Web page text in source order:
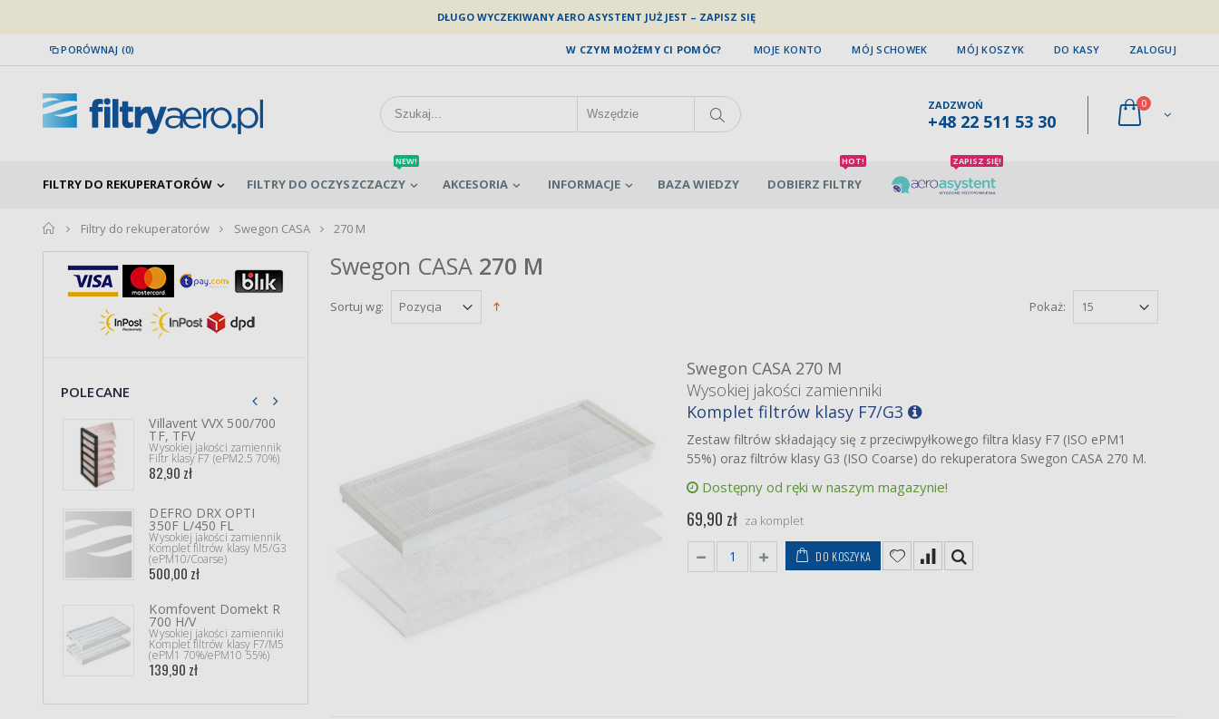
DŁUGO WYCZEKIWANY AERO ASYSTENT JUŻ JEST – ZAPISZ SIĘ
PORÓWNAJ (0) MOJE KONTO MÓJ SCHOWEK MÓJ KOSZYK DO KASY ZALOGUJ
W CZYM MOŻEMY CI POMÓC?
ZADZWOŃ
+48 22 511 53 30
0
FILTRY DO REKUPERATORÓW FILTRY DO OCZYSZCZACZY
NEW!
AKCESORIA INFORMACJE BAZA WIEDZY DOBIERZ FILTRY
HOT! ZAPISZ SIĘ!
home
Filtry do rekuperatorów Swegon CASA 270 M
Swegon CASA 270 M
Sortuj wg: Pokaż:
Swegon CASA 270 M
Wysokiej jakości zamienniki
Komplet filtrów klasy F7/G3
Zestaw filtrów składający się z przeciwpyłkowego filtra klasy F7 (ISO ePM1
55%) oraz filtrów klasy G3 (ISO Coarse) do rekuperatora Swegon CASA 270 M.
Dostępny od ręki w naszym magazynie!
69,90 zł za komplet
DO KOSZYKA
POLECANE
Villavent VVX 500/700
TF, TFV
Wysokiej jakości zamiennik
Filtr klasy F7 (ePM2.5 70%)
82,90 zł
DEFRO DRX OPTI
350F L/450 FL
Wysokiej jakości zamiennik
Komplet filtrów klasy M5/G3
(ePM10/Coarse)
500,00 zł
Komfovent Domekt R
700 H/V
Wysokiej jakości zamienniki
Komplet filtrów klasy F7/M5
(ePM1 70%/ePM10 55%)
139,90 zł
Wysokiej jakości zamiennik
Komplet filtrów M5G4
146,80 zł
AERIS 300/375
Oryginalne filtry
Komplet filtrów klasy F7/G4
205,90 zł
Xiaomi Mi Air Purifier
Pro
Zamiennik EKO
Filtr EPA (E11) z węglem